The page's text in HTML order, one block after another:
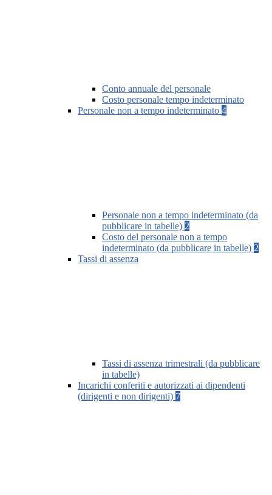
Conto annuale del personale
Costo personale tempo indeterminato
Personale non a tempo indeterminato 4
Personale non a tempo indeterminato (da
pubblicare in tabelle) 2
Costo del personale non a tempo
indeterminato (da pubblicare in tabelle) 2
Tassi di assenza
Tassi di assenza trimestrali (da pubblicare
in tabelle)
Incarichi conferiti e autorizzati ai dipendenti
(dirigenti e non dirigenti) 7